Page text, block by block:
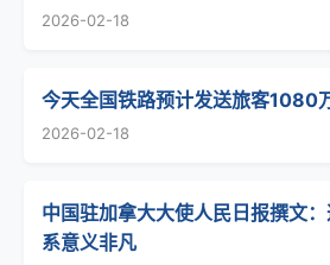
2026-02-18
今天全国铁路预计发送旅客1080
2026-02-18
中国驻加拿大大使人民日报撰文
系意义非凡